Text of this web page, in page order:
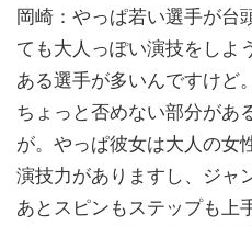
岡崎：やっぱ若い選手が台
ても大人っぽい演技をしよ
ある選手が多いんですけど
ちょっと否めない部分があ
が。やっぱ彼女は大人の女
演技力がありますし、ジャ
あとスピンもステップも上